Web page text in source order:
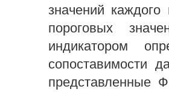
значений
пороговых
индикатором
сопоставимости
представленные